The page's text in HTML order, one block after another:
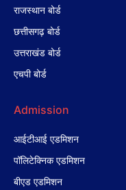
राजस्थान बोर्ड
छत्तीसगढ़ बोर्ड
उत्तराखंड बोर्ड
एचपी बोर्ड
Admission
आईटीआई एडमिशन
पॉलिटेक्निक एडमिशन
बीएड एडमिशन